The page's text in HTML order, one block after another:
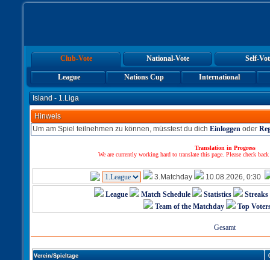
Club-Vote National-Vote Self-
League Nations Cup International
Island - 1.Liga
Hinweis
Um am Spiel teilnehmen zu können, müsstest du dich Einloggen oder
Translation in Progress
We are currently working hard to translate this page. Please check
3.Matchday 10.08.2026, 0:30
League Match Schedule Statistics
Streaks
Team of the Matchday
Top
Gesamt
Verein/Spieltage